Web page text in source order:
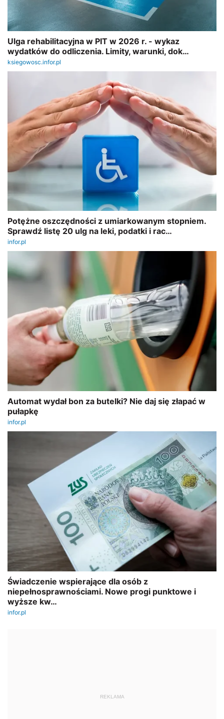
REKLAMA